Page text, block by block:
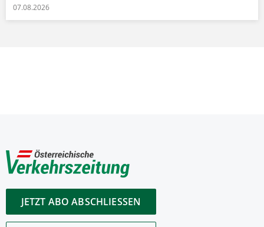
07.08.2026
JETZT ABO ABSCHLIESSEN